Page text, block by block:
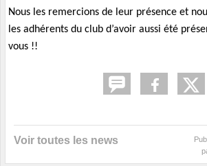
Nous les remercions de leur présence et
les adhérents du club d’avoir aussi été
vous !!
Voir toutes les news